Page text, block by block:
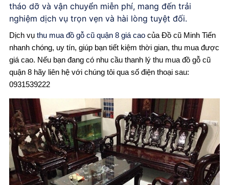
tháo dỡ và vận chuyển miễn phí, mang đến trải
nghiệm dịch vụ trọn vẹn và hài lòng tuyệt đối.
Dịch vụ thu mua đồ gỗ cũ quận 8 giá cao của Đồ cũ Minh Tiến
nhanh chóng, uy tín, giúp bạn tiết kiệm thời gian, thu mua được
giá cao. Nếu bạn đang có nhu cầu thanh lý thu mua đồ gỗ cũ
quận 8 hãy liên hệ với chúng tôi qua số điện thoại sau:
0931539222